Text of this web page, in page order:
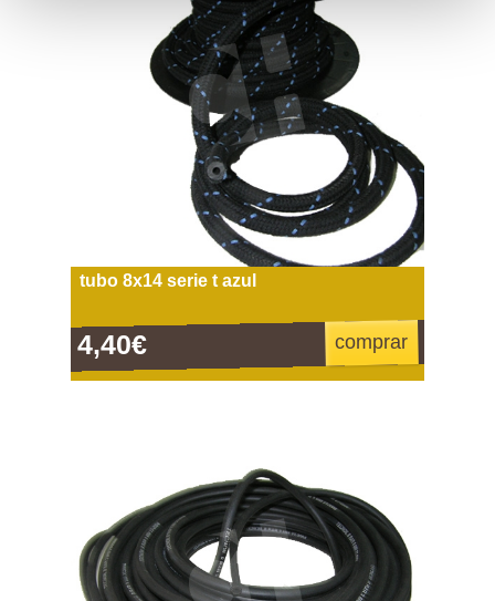
tubo 8x14 serie t azul
4,40€ comprar